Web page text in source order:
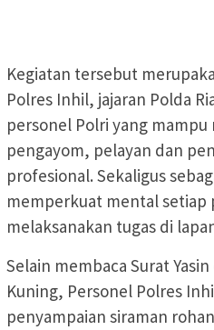
Kegiatan tersebut
Polres Inhil, jajaran Polda
personel Polri yang
pengayom, pelayan dan
profesional. Sekaligus
memperkuat mental setiap
melaksanakan tugas di
Selain membaca Surat
Kuning, Personel Polres
penyampaian siraman